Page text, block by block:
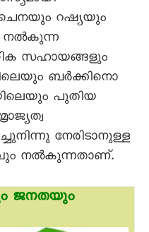
റഷ്യയും
നൽകുന്ന
സഹായങ്ങളും
ബർക്കിനൊ
പുതിയ
നേരിടാനുള്ള
നൽകുന്നതാണ്.
ജനതയും